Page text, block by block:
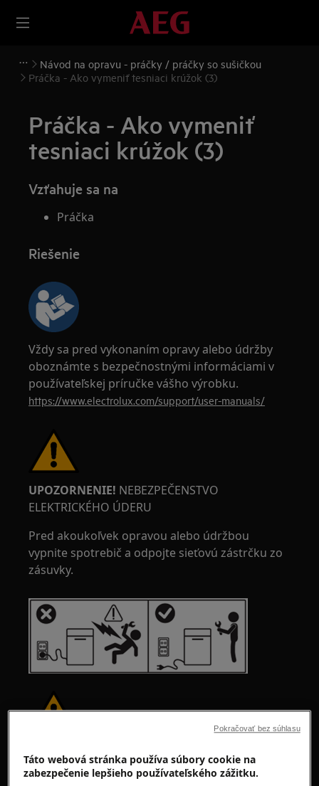
Návod na opravu - práčky / práčky so sušičkou
Práčka - Ako vymeniť tesniaci krúžok (3)
Práčka - Ako vymeniť
tesniaci krúžok (3)
Vzťahuje sa na
Práčka
Riešenie
Vždy sa pred vykonaním opravy alebo údržby
oboznámte s bezpečnostnými informáciami v
používateľskej príručke vášho výrobku.
https://www.electrolux.com/support/user-manuals/
UPOZORNENIE! NEBEZPEČENSTVO
ELEKTRICKÉHO ÚDERU
Pred akoukoľvek opravou alebo údržbou
vypnite spotrebič a odpojte sieťovú zástrčku zo
zásuvky.
UPOZORNENIE!RIZIKO ZRANENIA
Táto webová stránka používa súbory cookie na
zabezpečenie lepšieho používateľského zážitku.
Pokračovať bez súhlasu